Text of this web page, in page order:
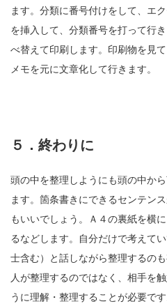
ます。分類に番号付けをして、エ
を挿入して、分類番号を打って行
べ替えて印刷します。印刷物を見
メモを元に文章化して行きます。
５．終わりに
頭の中を整理しようにも頭の中か
ます。箇条書きにできるセンテン
もいいでしょう。Ａ４の裏紙を横
るなどします。自分だけで考えて
士含む）と話しながら整理するの
人が整理するのではなく、相手を
うに理解・整理することが必要です